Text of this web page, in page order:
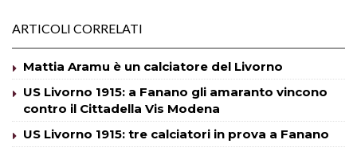
ARTICOLI CORRELATI
Mattia Aramu è un calciatore del Livorno
US Livorno 1915: a Fanano gli amaranto vincono
contro il Cittadella Vis Modena
US Livorno 1915: tre calciatori in prova a Fanano